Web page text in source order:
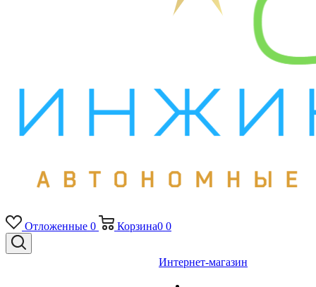
Отложенные 0 Корзина0 0
Интернет-магазин